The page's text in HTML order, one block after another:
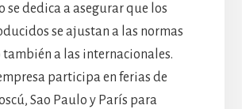
se dedica a asegurar que los
se ajustan a las normas
también a las internacionales.
participa en ferias de
Sao Paulo y París para